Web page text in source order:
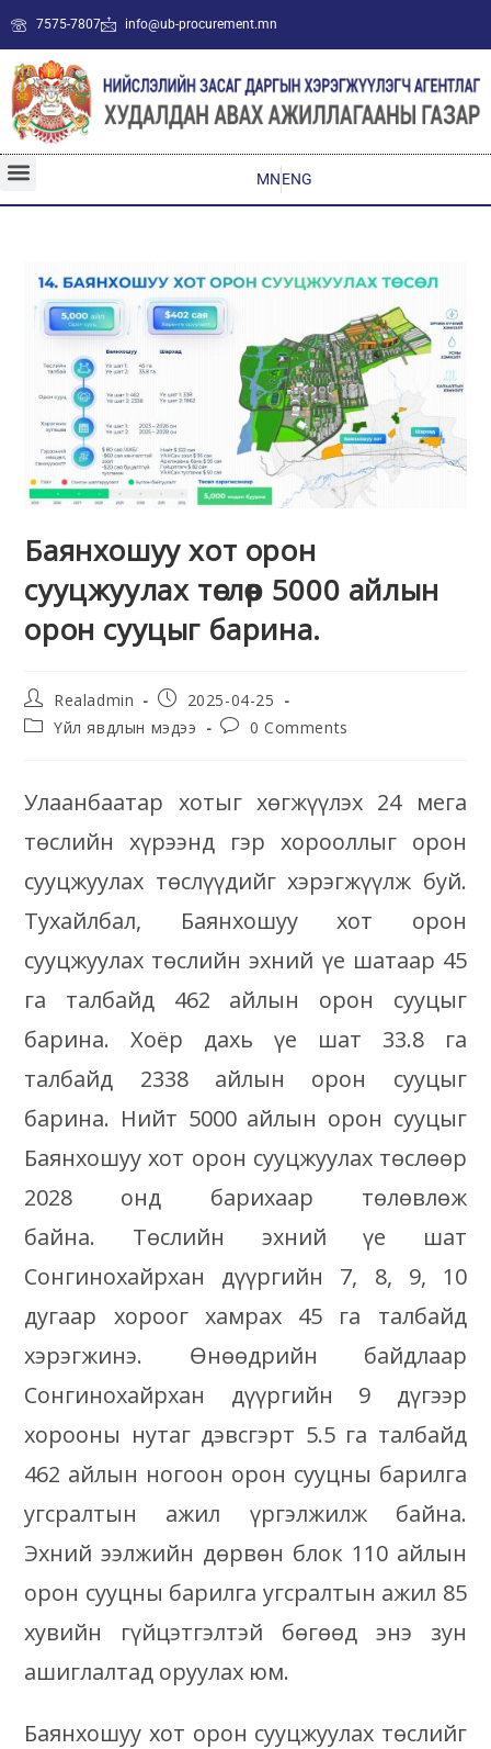
7575-7807 info@ub-procurement.mn
MNENG
Баянхошуу хот орон
сууцжуулах төслөөр 5000 айлын
орон сууцыг барина.
Realadmin
2025-04-25
Үйл явдлын мэдээ
0 Comments
Улаанбаатар хотыг хөгжүүлэх 24 мега
төслийн хүрээнд гэр хорооллыг орон
сууцжуулах төслүүдийг хэрэгжүүлж буй.
Тухайлбал, Баянхошуу хот орон
сууцжуулах төслийн эхний үе шатаар 45
га талбайд 462 айлын орон сууцыг
барина. Хоёр дахь үе шат 33.8 га
талбайд 2338 айлын орон сууцыг
барина. Нийт 5000 айлын орон сууцыг
Баянхошуу хот орон сууцжуулах төслөөр
2028 онд барихаар төлөвлөж
байна. Төслийн эхний үе шат
Сонгинохайрхан дүүргийн 7, 8, 9, 10
дугаар хороог хамрах 45 га талбайд
хэрэгжинэ. Өнөөдрийн байдлаар
Сонгинохайрхан дүүргийн 9 дүгээр
хорооны нутаг дэвсгэрт 5.5 га талбайд
462 айлын ногоон орон сууцны барилга
угсралтын ажил үргэлжилж байна.
Эхний ээлжийн дөрвөн блок 110 айлын
орон сууцны барилга угсралтын ажил 85
хувийн гүйцэтгэлтэй бөгөөд энэ зун
ашиглалтад оруулах юм.
Баянхошуу хот орон сууцжуулах төслийг